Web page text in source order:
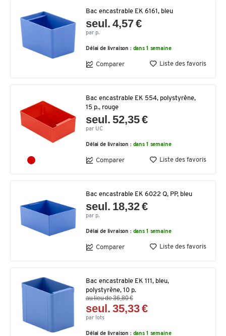
Bac encastrable EK 6161, bleu
seul. 4,57 €
par p.
Délai de livraison : dans 1 semaine
Comparer Liste des favoris
Bac encastrable EK 554, polystyrène,
15 p., rouge
seul. 52,35 €
par UC
Délai de livraison : dans 1 semaine
Comparer Liste des favoris
Bac encastrable EK 6022 Q, PP, bleu
seul. 18,32 €
par p.
Délai de livraison : dans 1 semaine
Comparer Liste des favoris
Bac encastrable EK 111, bleu,
polystyrène, 10 p.
au lieu de 36,80 €
seul. 35,33 €
par lots
Délai de livraison : dans 1 semaine